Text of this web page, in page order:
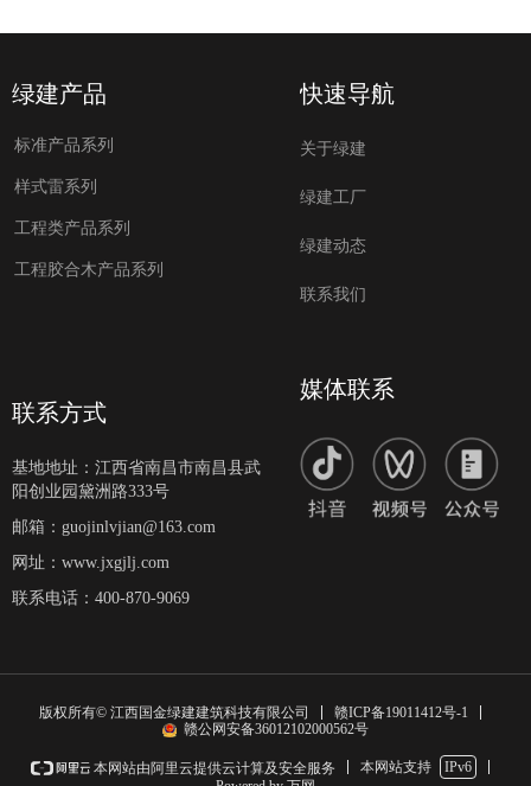
基地地址： 江西省南昌市南昌县武
阳创业园黛洲路333号
邮箱： guojinlvjian@163.com
网址： www.jxgjlj.com
联系电话： 400-870-9069
联系方式
快速导航
关于绿建
绿建工厂
绿建动态
联系我们
绿建产品
标准产品系列
样式雷系列
工程类产品系列
工程胶合木产品系列
媒体联系
版权所有© 江西国金绿建建筑科技有限公司
赣ICP备19011412号-1
赣公网安备36012102000562号
本网站由阿里云提供云计算及安全服务 本网站支持
IPv6